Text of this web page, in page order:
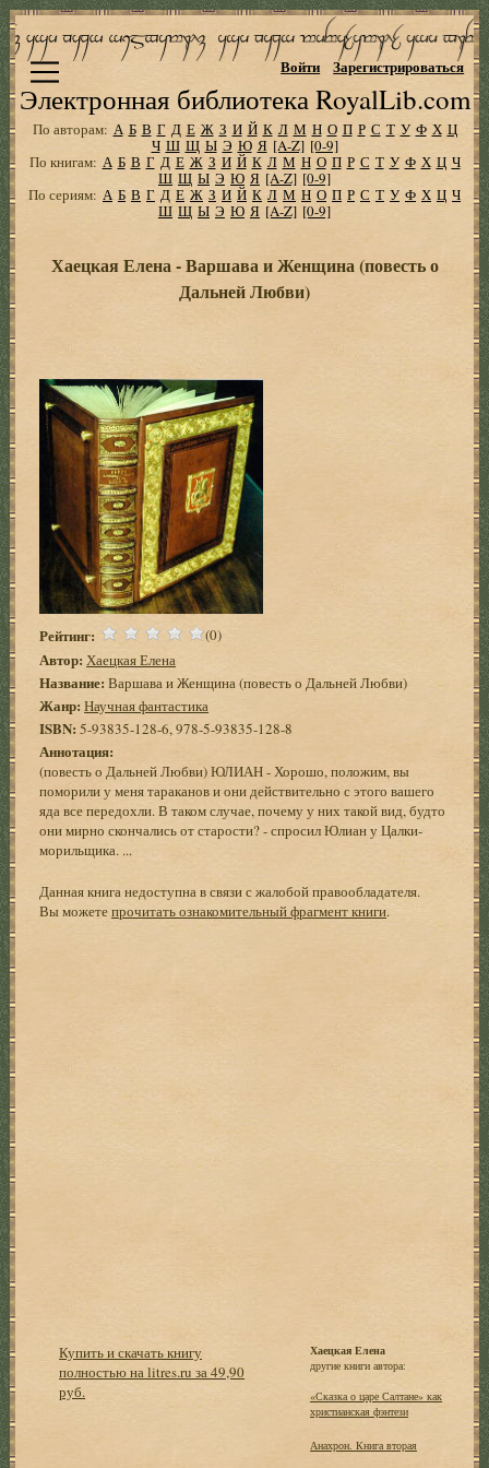
Электронная библиотека RoyalLib.com
Войти Зарегистрироваться
По авторам: А Б В Г Д Е Ж З И Й К Л М Н О П Р С Т У Ф Х Ц
Ч Ш Щ Ы Э Ю Я [A-Z] [0-9]
По книгам: А Б В Г Д Е Ж З И Й К Л М Н О П Р С Т У Ф Х Ц Ч
Ш Щ Ы Э Ю Я [A-Z] [0-9]
По сериям: А Б В Г Д Е Ж З И Й К Л М Н О П Р С Т У Ф Х Ц Ч
Ш Щ Ы Э Ю Я [A-Z] [0-9]
Хаецкая Елена - Варшава и Женщина (повесть о
Дальней Любви)
Рейтинг: (0)
Автор: Хаецкая Елена
Название: Варшава и Женщина (повесть о Дальней Любви)
Жанр: Научная фантастика
ISBN: 5-93835-128-6, 978-5-93835-128-8
Аннотация:
(повесть о Дальней Любви) ЮЛИАН - Хорошо, положим, вы
поморили у меня тараканов и они действительно с этого вашего
яда все передохли. В таком случае, почему у них такой вид, будто
они мирно скончались от старости? - спросил Юлиан у Цалки-
морильщика. ...
Данная книга недоступна в связи с жалобой правообладателя.
Вы можетепрочитать ознакомительный фрагмент книги.
Купить и скачать книгу
полностью на litres.ru за 49,90
руб.
Хаецкая Елена
другие книги автора:
«Сказка о царе Салтане» как
христианская фэнтези
Анахрон. Книга вторая